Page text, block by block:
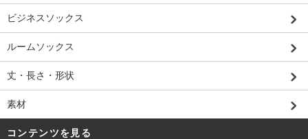
ビジネスソックス
ルームソックス
丈・長さ・形状
素材
コンテンツを見る